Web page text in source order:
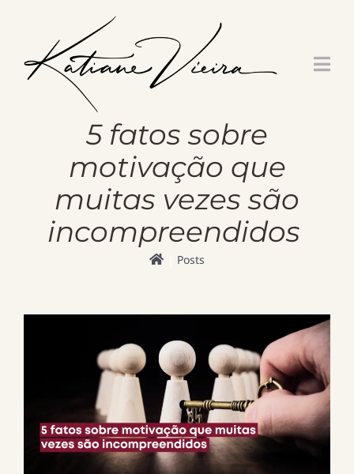
5 fatos sobre
motivação que
muitas vezes são
incompreendidos
Posts